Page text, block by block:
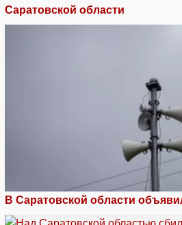
Саратовской области
В Саратовской области